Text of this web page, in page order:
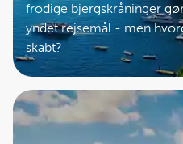
frodige bjergskråninger
yndet rejsemål - men
skabt?